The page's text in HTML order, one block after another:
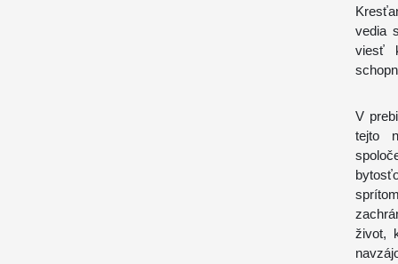
vedia
viesť
V
tejto
život,